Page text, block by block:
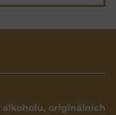
alkoholu, originálních